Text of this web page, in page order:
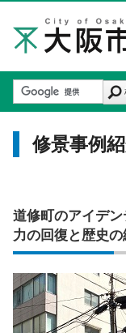
修景事例
道修町のアイデ
力の回復と歴史